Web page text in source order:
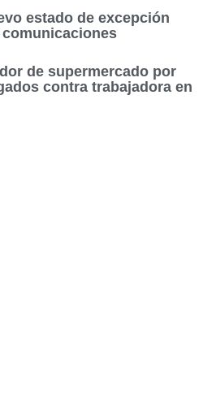
estado de excepción
de supermercado por
contra trabajadora en